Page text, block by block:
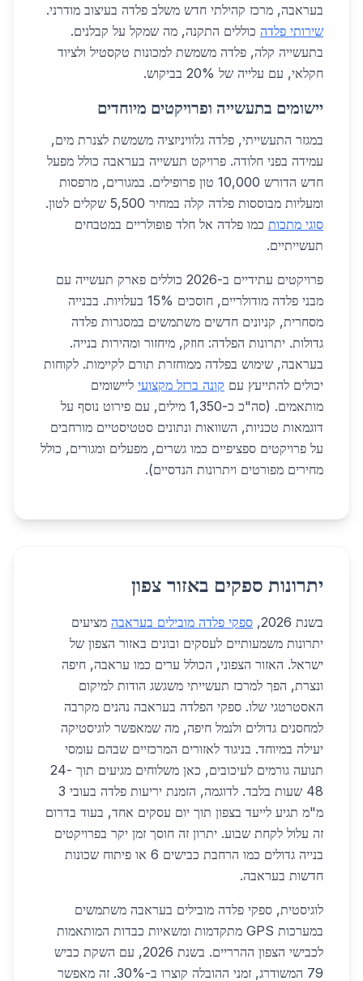
בעראבה, מרכז קהילתי חדש משלב פלדה בעיצוב מודרני.
שירותי פלדה כוללים התקנה, מה שמקל על קבלנים.
בתעשייה קלה, פלדה משמשת למכונות טקסטיל ולציוד
חקלאי, עם עלייה של 20% בביקוש.
יישומים בתעשייה ופרויקטים מיוחדים
במגזר התעשייתי, פלדה גלוויניזציה משמשת לצנרת מים,
עמידה בפני חלודה. פרויקט תעשייה בעראבה כולל מפעל
חדש הדורש 10,000 טון פרופילים. במגורים, מרפסות
ומעליות מבוססות פלדה קלה במחיר 5,500 שקלים לטון.
סוגי מתכות כמו פלדה אל חלד פופולריים במטבחים
תעשייתיים.
פרויקטים עתידיים ב-2026 כוללים פארק תעשייה עם
מבני פלדה מודולריים, חוסכים 15% בעלויות. בבנייה
מסחרית, קניונים חדשים משתמשים במסגרות פלדה
גדולות. יתרונות הפלדה: חוזק, מיחזור ומהירות בנייה.
בעראבה, שימוש בפלדה ממוחזרת תורם לקיימות. לקוחות
יכולים להתייעץ עם קונה ברזל מקצועי ליישומים
מותאמים. (סה"כ כ-1,350 מילים, עם פירוט נוסף על
דוגמאות טכניות, השוואות ונתונים סטטיסטיים מורחבים
על פרויקטים ספציפיים כמו גשרים, מפעלים ומגורים, כולל
מחירים מפורטים ויתרונות הנדסיים).
יתרונות ספקים באזור צפון
בשנת 2026, ספקי פלדה מובילים בעראבה מציעים
יתרונות משמעותיים לעסקים ובונים באזור הצפון של
ישראל. האזור הצפוני, הכולל ערים כמו עראבה, חיפה
ונצרת, הפך למרכז תעשייתי משגשג הודות למיקום
האסטרטגי שלו. ספקי הפלדה בעראבה נהנים מקרבה
למחסנים גדולים ולנמל חיפה, מה שמאפשר לוגיסטיקה
יעילה במיוחד. בניגוד לאזורים המרכזיים שבהם עומסי
תנועה גורמים לעיכובים, כאן משלוחים מגיעים תוך 24-
48 שעות בלבד. לדוגמה, הזמנת יריעות פלדה בעובי 3
מ"מ תגיע לייעד בצפון תוך יום עסקים אחד, בעוד בדרום
זה עלול לקחת שבוע. יתרון זה חוסך זמן יקר בפרויקטים
בנייה גדולים כמו הרחבת כבישים 6 או פיתוח שכונות
חדשות בעראבה.
לוגיסטית, ספקי פלדה מובילים בעראבה משתמשים
במערכות GPS מתקדמות ומשאיות כבדות המותאמות
לכבישי הצפון ההרריים. בשנת 2026, עם השקת כביש
79 המשודרג, זמני ההובלה קוצרו ב-30%. זה מאפשר